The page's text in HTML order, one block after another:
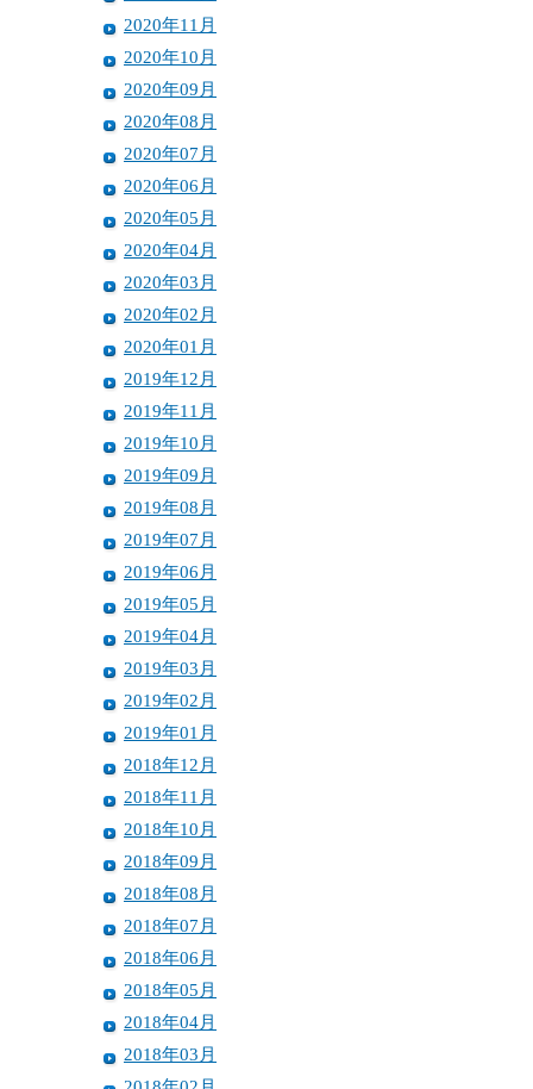
2020年11月
2020年10月
2020年09月
2020年08月
2020年07月
2020年06月
2020年05月
2020年04月
2020年03月
2020年02月
2020年01月
2019年12月
2019年11月
2019年10月
2019年09月
2019年08月
2019年07月
2019年06月
2019年05月
2019年04月
2019年03月
2019年02月
2019年01月
2018年12月
2018年11月
2018年10月
2018年09月
2018年08月
2018年07月
2018年06月
2018年05月
2018年04月
2018年03月